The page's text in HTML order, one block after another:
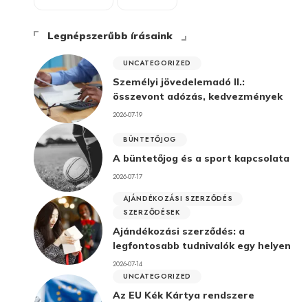
Legnépszerűbb írásaink
UNCATEGORIZED
Személyi jövedelemadó II.:
összevont adózás, kedvezmények
2026-07-19
BÜNTETŐJOG
A büntetőjog és a sport kapcsolata
2026-07-17
AJÁNDÉKOZÁSI SZERZŐDÉS
SZERZŐDÉSEK
Ajándékozási szerződés: a
legfontosabb tudnivalók egy helyen
2026-07-14
UNCATEGORIZED
Az EU Kék Kártya rendszere